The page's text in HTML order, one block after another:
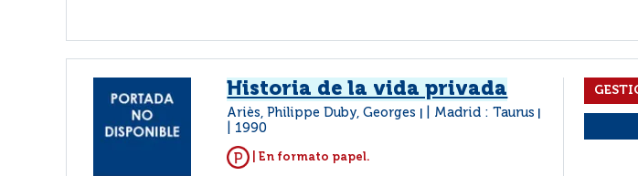
Historia de la vida privada
Ariès, Philippe Duby, Georges Madrid : Taurus
1990
| En formato papel.